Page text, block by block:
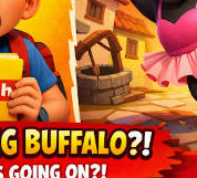
उसके गूढ़ अर्थ और शब्दार्थ